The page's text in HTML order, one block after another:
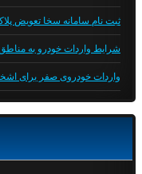
ثبت نام سامانه سخا تعویض
شرایط واردات خودرو به
واردات خودروی صفر برای